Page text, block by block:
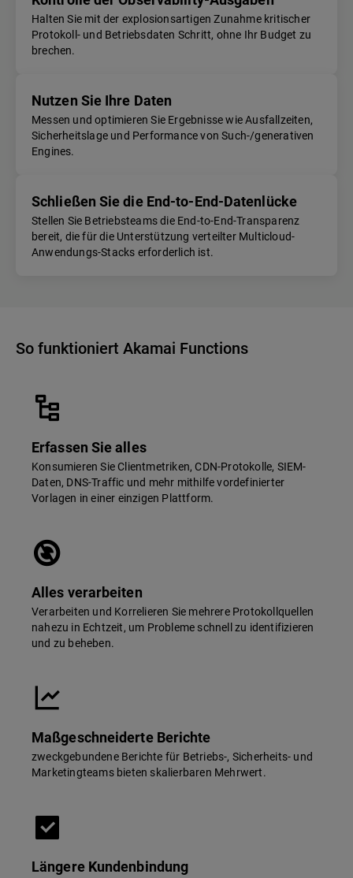
Halten Sie mit der explosionsartigen Zunahme kritischer
Protokoll- und Betriebsdaten Schritt, ohne Ihr Budget zu
brechen.
Nutzen Sie Ihre Daten
Messen und optimieren Sie Ergebnisse wie Ausfallzeiten,
Sicherheitslage und Performance von Such-/generativen
Engines.
Schließen Sie die End-to-End-Datenlücke
Stellen Sie Betriebsteams die End-to-End-Transparenz
bereit, die für die Unterstützung verteilter Multicloud-
Anwendungs-Stacks erforderlich ist.
So funktioniert Akamai Functions
Erfassen Sie alles
Konsumieren Sie Clientmetriken, CDN-Protokolle, SIEM-
Daten, DNS-Traffic und mehr mithilfe vordefinierter
Vorlagen in einer einzigen Plattform.
Alles verarbeiten
Verarbeiten und Korrelieren Sie mehrere Protokollquellen
nahezu in Echtzeit, um Probleme schnell zu identifizieren
und zu beheben.
Maßgeschneiderte Berichte
zweckgebundene Berichte für Betriebs-, Sicherheits- und
Marketingteams bieten skalierbaren Mehrwert.
Längere Kundenbindung